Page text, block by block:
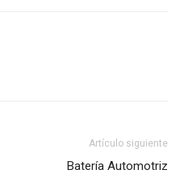
Artículo siguiente
Batería Automotriz